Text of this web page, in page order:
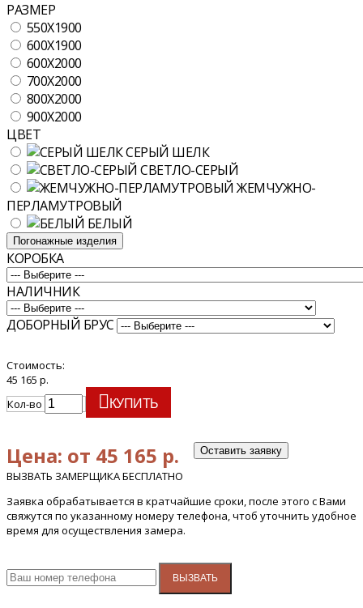
РАЗМЕР
550X1900
600X1900
600X2000
700X2000
800X2000
900X2000
ЦВЕТ
СЕРЫЙ ШЕЛК
СВЕТЛО-СЕРЫЙ
ЖЕМЧУЖНО-
ПЕРЛАМУТРОВЫЙ
БЕЛЫЙ
Погонажные изделия
КОРОБКА
НАЛИЧНИК
ДОБОРНЫЙ БРУС
Стоимость:
45 165 р.
Кол-во
КУПИТЬ
Цена: от 45 165 р. Оставить заявку
ВЫЗВАТЬ ЗАМЕРЩИКА БЕСПЛАТНО
Заявка обрабатывается в кратчайшие сроки, после этого с Вами
свяжутся по указанному номеру телефона, чтоб уточнить удобное
время для осуществления замера.
ВЫЗВАТЬ